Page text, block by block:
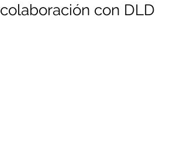
colaboración con DLD